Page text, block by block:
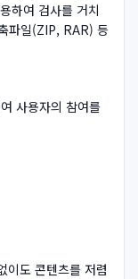
하여 검사를 거치
파일(ZIP, RAR) 등
사용자의 참여를
이도 콘텐츠를 저렴